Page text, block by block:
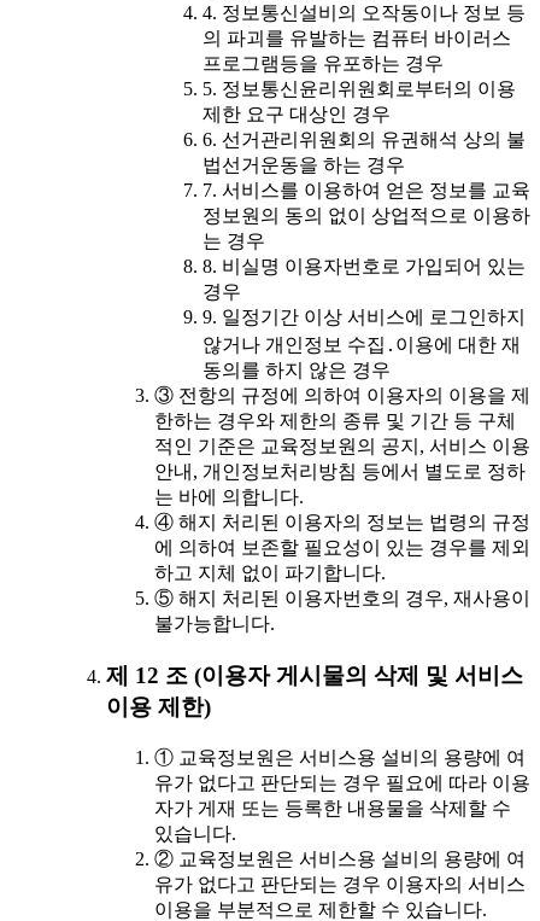
4. 정보통신설비의 오작동이나 정보 등
의 파괴를 유발하는 컴퓨터 바이러스
프로그램등을 유포하는 경우
5. 정보통신윤리위원회로부터의 이용
제한 요구 대상인 경우
6. 선거관리위원회의 유권해석 상의 불
법선거운동을 하는 경우
7. 서비스를 이용하여 얻은 정보를 교육
정보원의 동의 없이 상업적으로 이용하
는 경우
8. 비실명 이용자번호로 가입되어 있는
경우
9. 일정기간 이상 서비스에 로그인하지
않거나 개인정보 수집․이용에 대한 재
동의를 하지 않은 경우
③ 전항의 규정에 의하여 이용자의 이용을 제
한하는 경우와 제한의 종류 및 기간 등 구체
적인 기준은 교육정보원의 공지, 서비스 이용
안내, 개인정보처리방침 등에서 별도로 정하
는 바에 의합니다.
④ 해지 처리된 이용자의 정보는 법령의 규정
에 의하여 보존할 필요성이 있는 경우를 제외
하고 지체 없이 파기합니다.
⑤ 해지 처리된 이용자번호의 경우, 재사용이
불가능합니다.
제 12 조 (이용자 게시물의 삭제 및 서비스
이용 제한)
① 교육정보원은 서비스용 설비의 용량에 여
유가 없다고 판단되는 경우 필요에 따라 이용
자가 게재 또는 등록한 내용물을 삭제할 수
있습니다.
② 교육정보원은 서비스용 설비의 용량에 여
유가 없다고 판단되는 경우 이용자의 서비스
이용을 부분적으로 제한할 수 있습니다.